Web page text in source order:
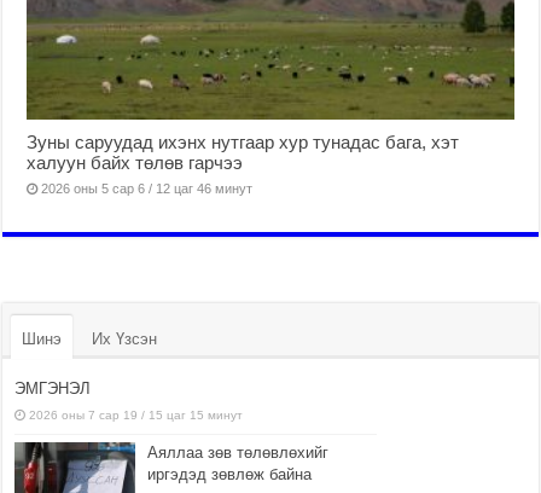
Зуны саруудад ихэнх нутгаар хур тунадас бага, хэт
халуун байх төлөв гарчээ
2026 оны 5 сар 6 / 12 цаг 46 минут
Шинэ Их Үзсэн
ЭМГЭНЭЛ
2026 оны 7 сар 19 / 15 цаг 15 минут
Аяллаа зөв төлөвлөхийг
иргэдэд зөвлөж байна